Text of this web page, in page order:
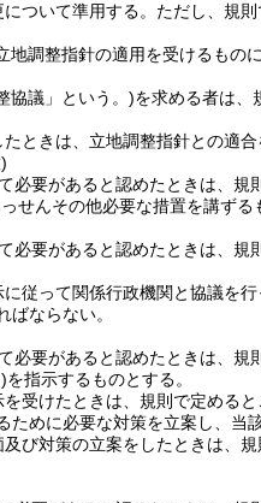
ついて準用する。 ただし、規
地調整指針の適用を受けるもの
協議」という。)を求める者は、
ときは、立地調整指針との適
必要があると認めたときは、
せんその他必要な措置を講ずる
必要があると認めたときは、
従って関係行政機関と協議を
ばならない。
必要があると認めたときは、
を指示するものとする。
受けたときは、規則で定める
ために必要な対策を立案し、当
び対策の立案をしたときは、